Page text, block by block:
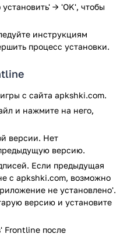
не выявлено.→ 'OK', чтобы
инструкциям
процесс установки.
с сайта apkshki.com.
и нажмите на него,
версии. Нет
версию.
Если предыдущая
с apkshki.com, возможно
не установлено'.
версию и установите
Frontline после